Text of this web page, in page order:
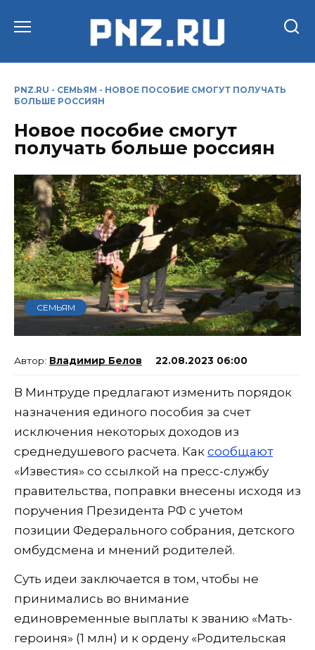
PNZ.RU - СЕМЬЯМ - НОВОЕ ПОСОБИЕ СМОГУТ ПОЛУЧАТЬ
БОЛЬШЕ РОССИЯН
Новое пособие смогут
получать больше россиян
СЕМЬЯМ
Владимир Белов 22.08.2023 06:00
В Минтруде предлагают изменить порядок
назначения единого пособия за счет
исключения некоторых доходов из
среднедушевого расчета. Как сообщают
«Известия» со ссылкой на пресс-службу
правительства, поправки внесены исходя из
поручения Президента РФ с учетом
позиции Федерального собрания, детского
омбудсмена и мнений родителей.
Суть идеи заключается в том, чтобы не
принимались во внимание
единовременные выплаты к званию «Мать-
героиня» (1 млн) и к ордену «Родительская